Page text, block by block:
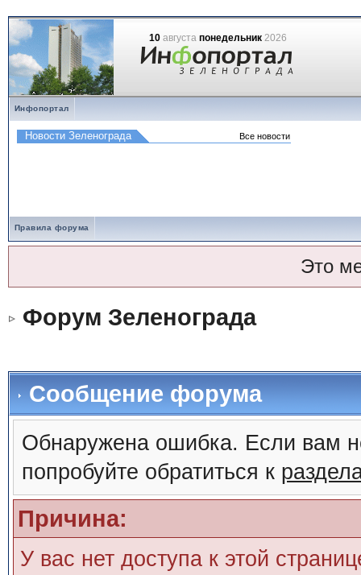
10 августапонедельник 2026
Инфопортал
Правила форума
Это
Форум Зеленограда
Сообщение форума
Обнаружена ошибка. Если вам
попробуйте обратиться к
Причина:
У вас нет доступа к этой